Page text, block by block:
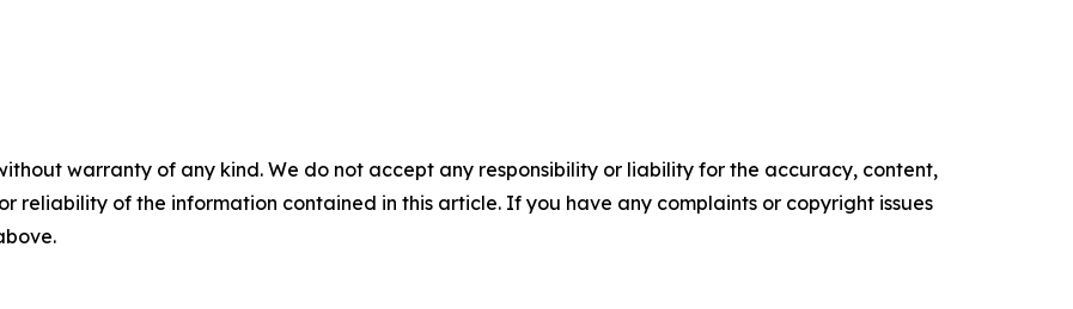
warranty of any kind. We do not accept any responsibility or liability for the accuracy, content,
reliability of the information contained in this article. If you have any complaints or copyright issues